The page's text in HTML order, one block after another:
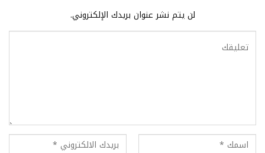
لن يتم نشر عنوان بريدك الإلكتروني.